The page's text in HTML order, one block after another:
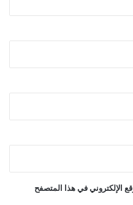
الإلكتروني في هذا المتصفح